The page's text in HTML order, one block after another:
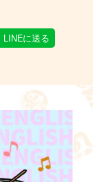
LINEに送る